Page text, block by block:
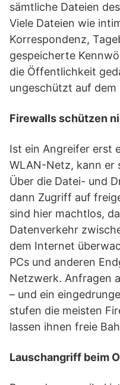
sämtliche Dateien
Viele Dateien wie
Korrespondenz,
gespeicherte
die Öffentlichkeit
ungeschützt auf dem
Firewalls schützen
Ist ein Angreifer erst
WLAN-Netz, kann er
Über die Datei- und
dann Zugriff auf
sind hier machtlos,
Datenverkehr
dem Internet
PCs und anderen
Netzwerk. Anfragen
– und ein
stufen die meisten
lassen ihnen freie
Lauschangriff beim